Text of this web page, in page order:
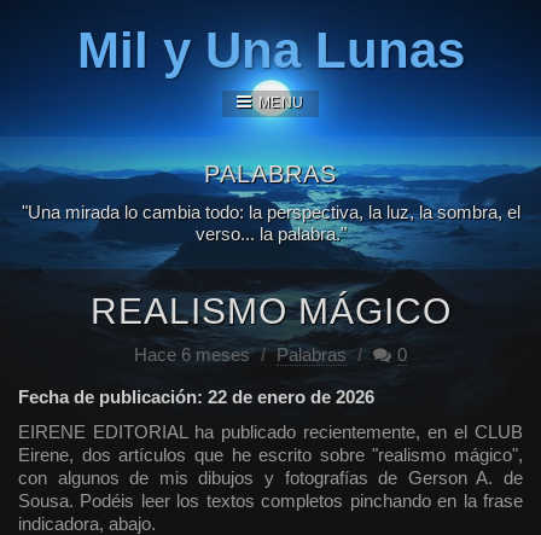
Mil y Una Lunas
MENU
PALABRAS
"Una mirada lo cambia todo: la perspectiva, la luz, la sombra, el
verso... la palabra."
REALISMO MÁGICO
Hace 6 meses / Palabras / 0
Fecha de publicación: 22 de enero de 2026
EIRENE EDITORIAL ha publicado recientemente, en el CLUB
Eirene, dos artículos que he escrito sobre "realismo mágico",
con algunos de mis dibujos y fotografías de Gerson A. de
Sousa. Podéis leer los textos completos pinchando en la frase
indicadora, abajo.